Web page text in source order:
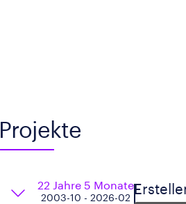
Projekte
22 Jahre 5 Monate
2003-10 - 2026-02